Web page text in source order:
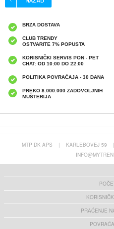
BRZA DOSTAVA
CLUB TRENDY
OSTVARITE 7% POPUSTA
KORISNIČKI SERVIS PON - PET
CHAT: OD 10:00 DO 22:00
POLITIKA POVRAĆAJA - 30 DANA
PREKO 8.000.000 ZADOVOLJNIH
MUŠTERIJA
MTP DK APS | KARLEBOVEJ 59 |
PRAĆENJE